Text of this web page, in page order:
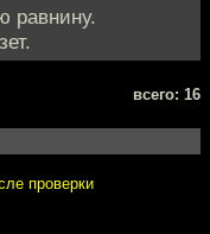
равнину.
всего: 16
проверки